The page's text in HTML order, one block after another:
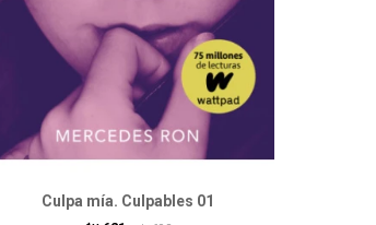
Culpa mía. Culpables 01